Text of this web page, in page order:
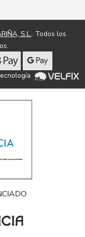
S.L.. Todos los